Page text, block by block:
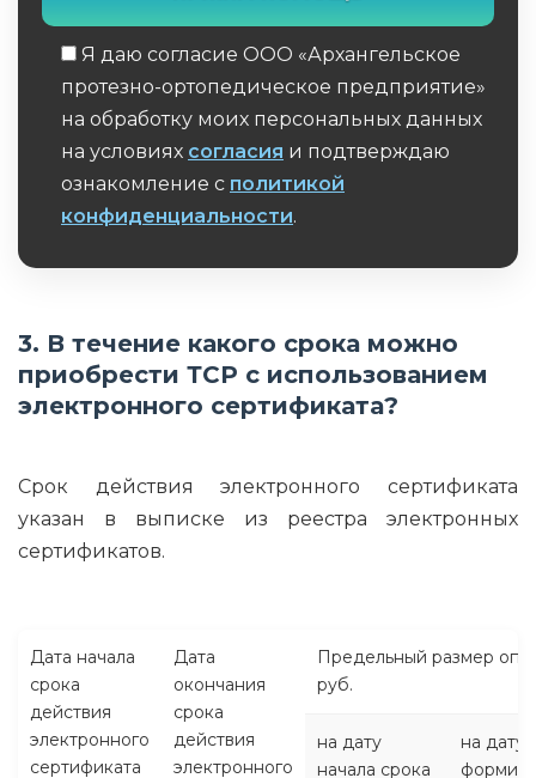
Я даю согласие ООО «Архангельское
протезно-ортопедическое предприятие»
на обработку моих персональных данных
на условиях согласия и подтверждаю
ознакомление с политикой
конфиденциальности.
3. В течение какого срока можно
приобрести ТСР с использованием
электронного сертификата?
Срок действия электронного сертификата
указан в выписке из реестра электронных
сертификатов.
Дата начала
срока
действия
электронного
сертификата
Дата
окончания
срока
действия
электронного
Предельный размер
руб.
на дату
начала срока
на дату